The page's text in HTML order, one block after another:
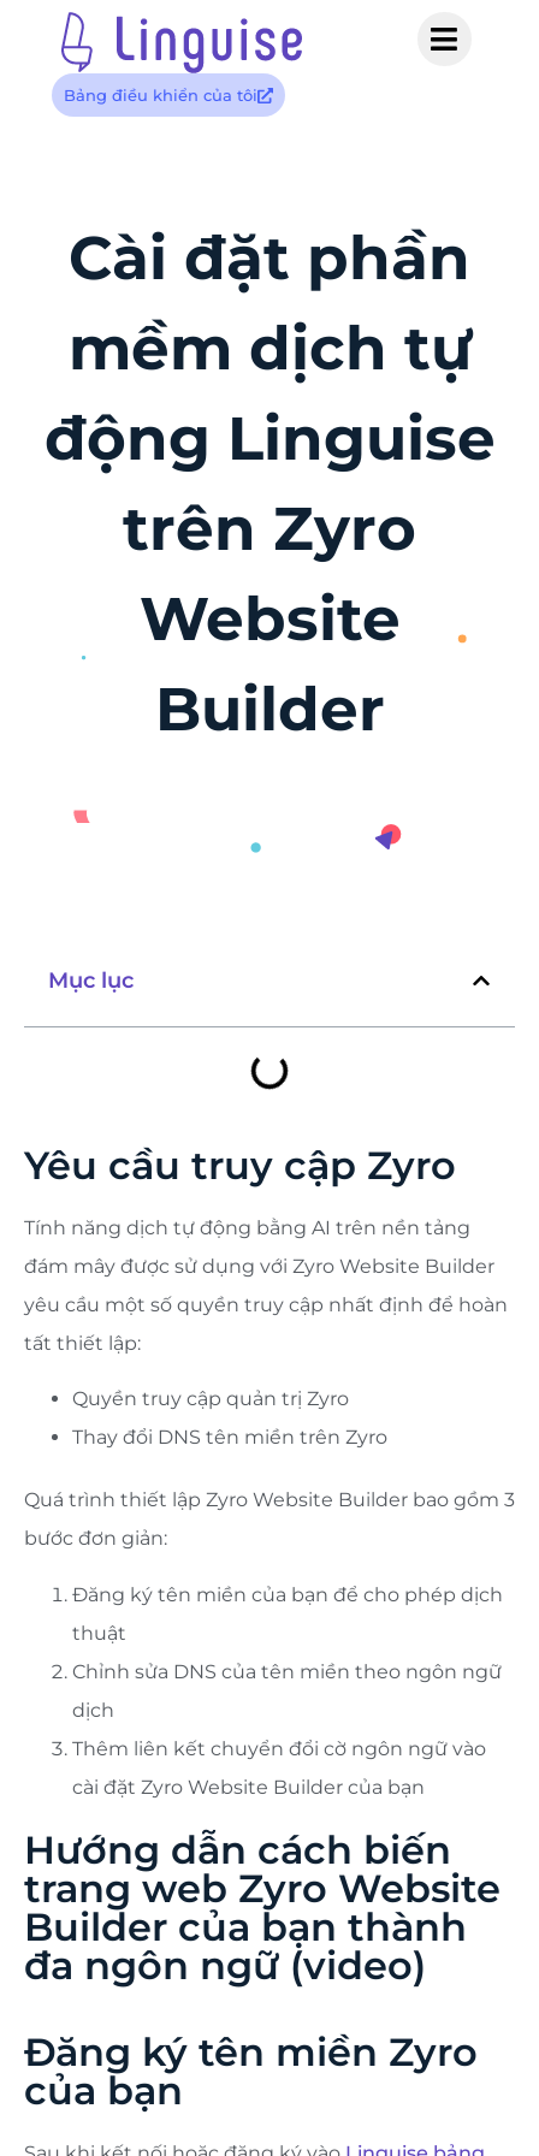
Bảng điều khiển của tôi
Cài đặt phần
mềm dịch tự
động Linguise
trên Zyro
Website
Builder
Mục lục
Yêu cầu truy cập Zyro
Tính năng dịch tự động bằng AI trên nền tảng
đám mây được sử dụng với Zyro Website Builder
yêu cầu một số quyền truy cập nhất định để hoàn
tất thiết lập:
Quyền truy cập quản trị Zyro
Thay đổi DNS tên miền trên Zyro
Quá trình thiết lập Zyro Website Builder bao gồm 3
bước đơn giản:
Đăng ký tên miền của bạn để cho phép dịch
thuật
Chỉnh sửa DNS của tên miền theo ngôn ngữ
dịch
Thêm liên kết chuyển đổi cờ ngôn ngữ vào
cài đặt Zyro Website Builder của bạn
Hướng dẫn cách biến
trang web Zyro Website
Builder của bạn thành
đa ngôn ngữ (video)
Đăng ký tên miền Zyro
của bạn